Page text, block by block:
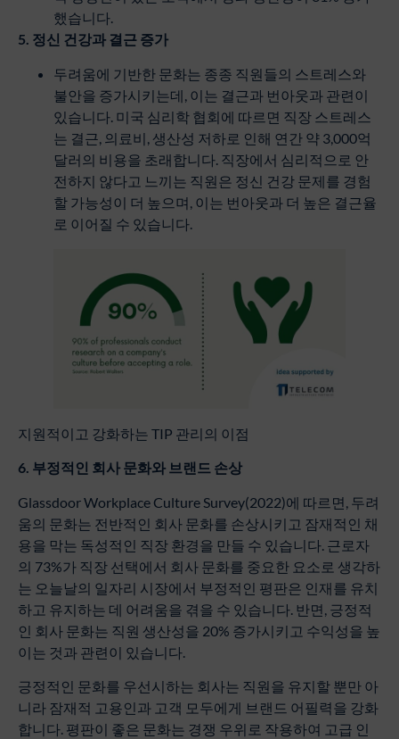
했습니다.
5. 정신 건강과 결근 증가
두려움에 기반한 문화는 종종 직원들의 스트레스와
불안을 증가시키는데, 이는 결근과 번아웃과 관련이
있습니다. 미국 심리학 협회에 따르면 직장 스트레스
는 결근, 의료비, 생산성 저하로 인해 연간 약 3,000억
달러의 비용을 초래합니다. 직장에서 심리적으로 안
전하지 않다고 느끼는 직원은 정신 건강 문제를 경험
할 가능성이 더 높으며, 이는 번아웃과 더 높은 결근율
로 이어질 수 있습니다.
지원적이고 강화하는 TIP 관리의 이점
6. 부정적인 회사 문화와 브랜드 손상
Glassdoor Workplace Culture Survey(2022)에 따르면, 두려
움의 문화는 전반적인 회사 문화를 손상시키고 잠재적인 채
용을 막는 독성적인 직장 환경을 만들 수 있습니다. 근로자
의 73%가 직장 선택에서 회사 문화를 중요한 요소로 생각하
는 오늘날의 일자리 시장에서 부정적인 평판은 인재를 유치
하고 유지하는 데 어려움을 겪을 수 있습니다. 반면, 긍정적
인 회사 문화는 직원 생산성을 20% 증가시키고 수익성을 높
이는 것과 관련이 있습니다.
긍정적인 문화를 우선시하는 회사는 직원을 유지할 뿐만 아
니라 잠재적 고용인과 고객 모두에게 브랜드 어필력을 강화
합니다. 평판이 좋은 문화는 경쟁 우위로 작용하여 고급 인